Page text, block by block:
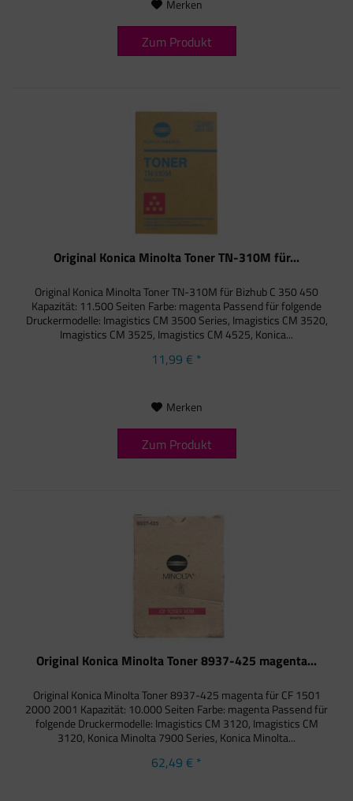
Merken
Zum Produkt
Original Konica Minolta Toner TN-310M für...
Original Konica Minolta Toner TN-310M für Bizhub C 350 450
Kapazität: 11.500 Seiten Farbe: magenta Passend für folgende
Druckermodelle: Imagistics CM 3500 Series, Imagistics CM 3520,
Imagistics CM 3525, Imagistics CM 4525, Konica...
11,99 € *
Merken
Zum Produkt
Original Konica Minolta Toner 8937-425 magenta...
Original Konica Minolta Toner 8937-425 magenta für CF 1501
2000 2001 Kapazität: 10.000 Seiten Farbe: magenta Passend für
folgende Druckermodelle: Imagistics CM 3120, Imagistics CM
3120, Konica Minolta 7900 Series, Konica Minolta...
62,49 € *